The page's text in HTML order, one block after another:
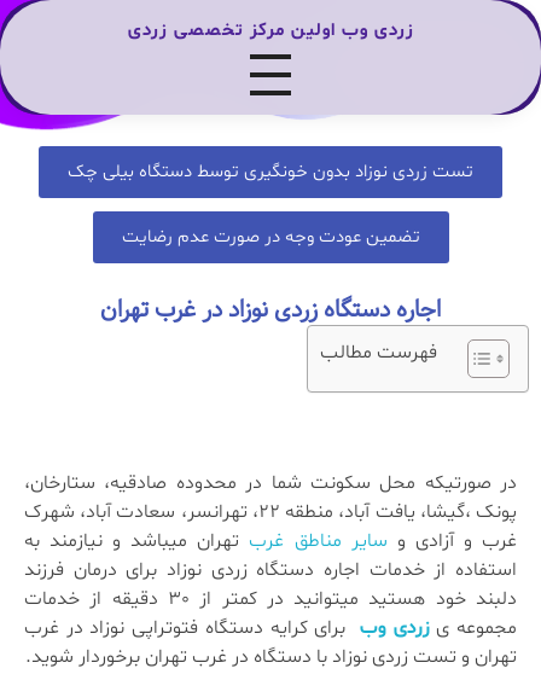
زردی وب اولین مرکز تخصصی زردی
تست زردی نوزاد بدون خونگیری توسط دستگاه بیلی چک
تضمین عودت وجه در صورت عدم رضایت
اجاره دستگاه زردی نوزاد در غرب تهران
فهرست مطالب
در صورتیکه محل سکونت شما در محدوده صادقیه، ستارخان،
پونک ،گیشا، یافت آباد، منطقه 22، تهرانسر، سعادت آباد، شهرک
غرب و آزادی و سایر مناطق غرب تهران میباشد و نیازمند به
استفاده از خدمات اجاره دستگاه زردی نوزاد برای درمان فرزند
دلبند خود هستید میتوانید در کمتر از 30 دقیقه از خدمات
مجموعه یزردی وب برای کرایه دستگاه فتوتراپی نوزاد در غرب
تهران و تست زردی نوزاد با دستگاه در غرب تهران برخوردار شوید.